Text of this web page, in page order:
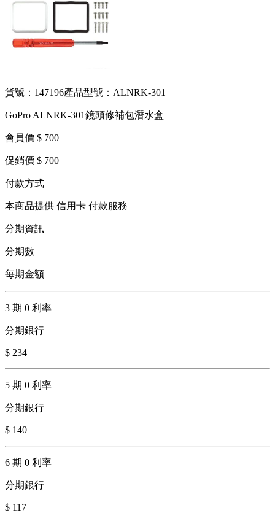
貨號：147196產品型號：ALNRK-301
GoPro ALNRK-301鏡頭修補包潛水盒
會員價 $ 700
促銷價 $ 700
付款方式
本商品提供 信用卡 付款服務
分期資訊
分期數
每期金額
3 期 0 利率
分期銀行
$ 234
5 期 0 利率
分期銀行
$ 140
6 期 0 利率
分期銀行
$ 117